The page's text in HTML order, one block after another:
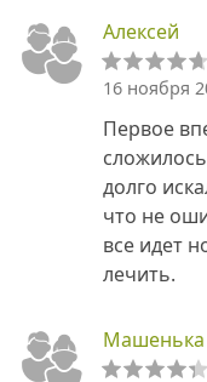
Алексей
16 ноября
Первое
долго
что не
все идет
лечить.
Машенька